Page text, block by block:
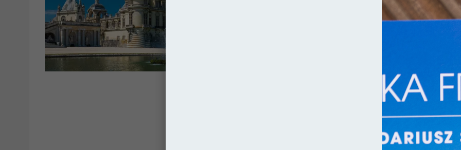
W związku z tym, że dzisiejsza Francja w rzeczywistości składa
się z dziesiątek księstw / królestw czy krain historycznych, jej…